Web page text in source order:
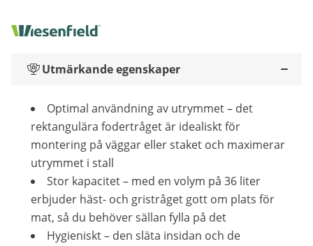
Utmärkande egenskaper
Optimal användning av utrymmet – det
rektangulära fodertråget är idealiskt för
montering på väggar eller staket och maximerar
utrymmet i stall
Stor kapacitet – med en volym på 36 liter
erbjuder häst- och gristråget gott om plats för
mat, så du behöver sällan fylla på det
Hygieniskt – den släta insidan och de